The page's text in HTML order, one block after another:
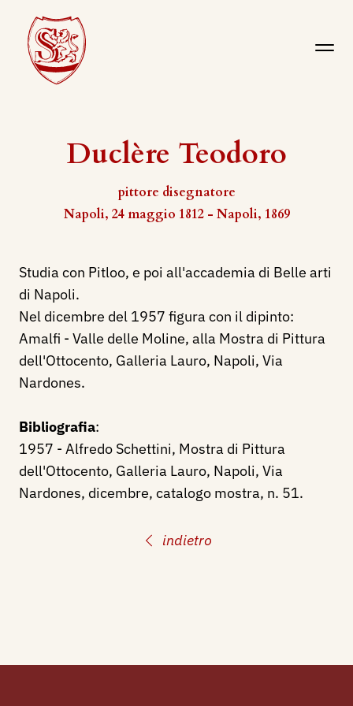
Duclère Teodoro
pittore disegnatore
Napoli, 24 maggio 1812 - Napoli, 1869
indietro
Studia con Pitloo, e poi all'accademia di Belle arti
di Napoli.
Nel dicembre del 1957 figura con il dipinto:
Amalfi - Valle delle Moline, alla Mostra di Pittura
dell'Ottocento, Galleria Lauro, Napoli, Via
Nardones.
Bibliografia:
1957 - Alfredo Schettini, Mostra di Pittura
dell'Ottocento, Galleria Lauro, Napoli, Via
Nardones, dicembre, catalogo mostra, n. 51.